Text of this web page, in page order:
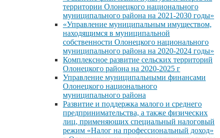
территории Олонецкого национального
муниципального района на 2021-2030 годы»
«Управление муниципальным имуществом,
находящимся в муниципальной
собственности Олонецкого национального
муниципального района на 2020-2024 годы»
Комплексное развитие сельских территорий
Олонецкого района на 2020-2025 г
Управление муниципальными финансами
Олонецкого национального
муниципального района
Развитие и поддержка малого и среднего
предпринимательства, а также физических
лиц, применяющих специальный налоговый
режим «Налог на профессиональный доход»